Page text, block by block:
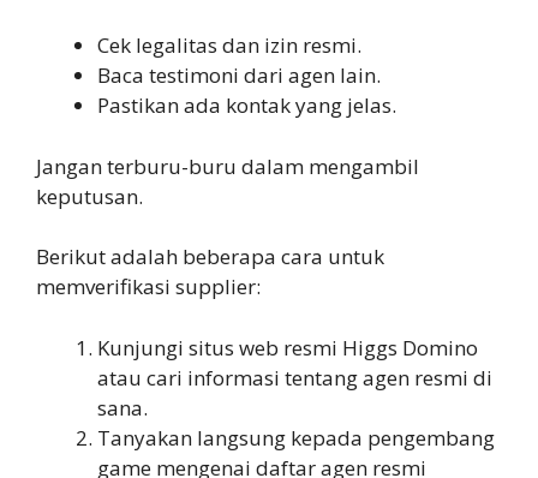
Cek legalitas dan izin resmi.
Baca testimoni dari agen lain.
Pastikan ada kontak yang jelas.
Jangan terburu-buru dalam mengambil
keputusan.
Berikut adalah beberapa cara untuk
memverifikasi supplier:
Kunjungi situs web resmi Higgs Domino
atau cari informasi tentang agen resmi di
sana.
Tanyakan langsung kepada pengembang
game mengenai daftar agen resmi